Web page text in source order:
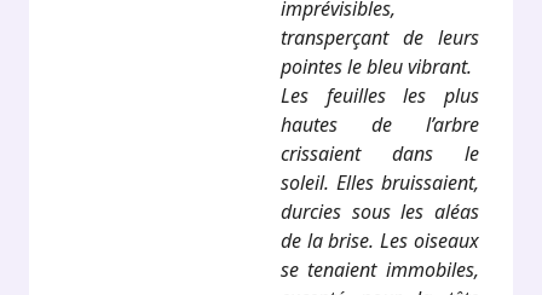
imprévisibles,
transperçant de leurs
pointes le bleu vibrant.
Les feuilles les plus
hautes de l’arbre
crissaient dans le
soleil. Elles bruissaient,
durcies sous les aléas
de la brise. Les oiseaux
se tenaient immobiles,